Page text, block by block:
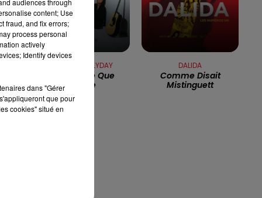
13h00 - 16h00
LES APRÈS-MIDI QUI CHANTENT
JOHNNY HALLYDAY
La Musique Que
J'aime
DALIDA
Comme Disait
Mistinguett
audiences through
content; Use
fraud, and fix errors;
process personal
actively
Identify devices
dans "Gérer
que pour
cookies" situé en